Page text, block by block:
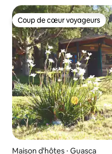
Coup de cœur voyageurs
Coup de cœur voyageurs
Maison d'hôtes ⋅ Guasca